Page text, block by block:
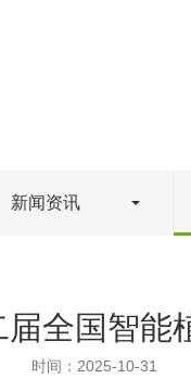
新闻资讯
届全国智能
时间：2025-10-31